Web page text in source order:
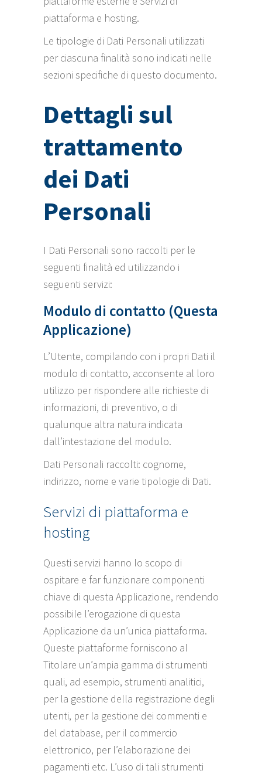
piattaforma e hosting.
Le tipologie di Dati Personali utilizzati
per ciascuna finalità sono indicati nelle
sezioni specifiche di questo documento.
Dettagli sul
trattamento
dei Dati
Personali
I Dati Personali sono raccolti per le
seguenti finalità ed utilizzando i
seguenti servizi:
Modulo di contatto (Questa
Applicazione)
L’Utente, compilando con i propri Dati il
modulo di contatto, acconsente al loro
utilizzo per rispondere alle richieste di
informazioni, di preventivo, o di
qualunque altra natura indicata
dall’intestazione del modulo.
Dati Personali raccolti: cognome,
indirizzo, nome e varie tipologie di Dati.
Servizi di piattaforma e
hosting
Questi servizi hanno lo scopo di
ospitare e far funzionare componenti
chiave di questa Applicazione, rendendo
possibile l’erogazione di questa
Applicazione da un’unica piattaforma.
Queste piattaforme forniscono al
Titolare un’ampia gamma di strumenti
quali, ad esempio, strumenti analitici,
per la gestione della registrazione degli
utenti, per la gestione dei commenti e
del database, per il commercio
elettronico, per l’elaborazione dei
pagamenti etc. L’uso di tali strumenti